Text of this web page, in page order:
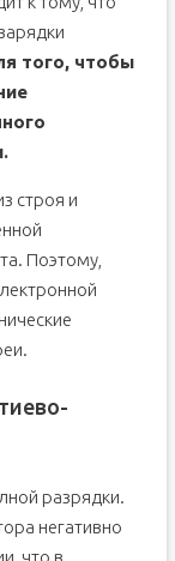
того, чтобы
строя и
Поэтому,
разрядки.
негативно
что в